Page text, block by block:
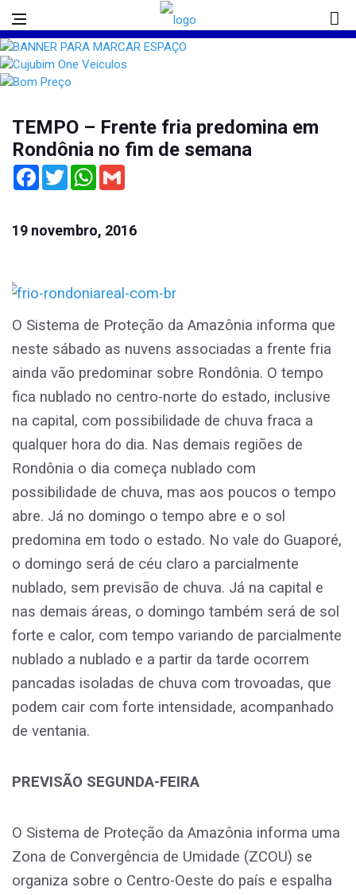
TEMPO – Frente fria predomina em
Rondônia no fim de semana
Facebook
TwitterWhatsApp
19 novembro, 2016
O Sistema de Proteção da Amazônia informa que
neste sábado as nuvens associadas a frente fria
ainda vão predominar sobre Rondônia. O tempo
fica nublado no centro-norte do estado, inclusive
na capital, com possibilidade de chuva fraca a
qualquer hora do dia. Nas demais regiões de
Rondônia o dia começa nublado com
possibilidade de chuva, mas aos poucos o tempo
abre. Já no domingo o tempo abre e o sol
predomina em todo o estado. No vale do Guaporé,
o domingo será de céu claro a parcialmente
nublado, sem previsão de chuva. Já na capital e
nas demais áreas, o domingo também será de sol
forte e calor, com tempo variando de parcialmente
nublado a nublado e a partir da tarde ocorrem
pancadas isoladas de chuva com trovoadas, que
podem cair com forte intensidade, acompanhado
de ventania.
PREVISÃO SEGUNDA-FEIRA
O Sistema de Proteção da Amazônia informa uma
Zona de Convergência de Umidade (ZCOU) se
organiza sobre o Centro-Oeste do país e espalha